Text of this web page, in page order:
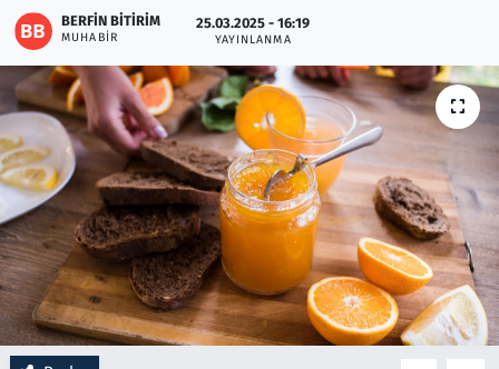
BERFIN BITIRIM
MUHABIR
25.03.2025 - 16:19
YAYINLANMA
Oyun
Ramazan
Resmi İlanlar
Rüya Tabirleri
Sağlık
Savunma Sanayi